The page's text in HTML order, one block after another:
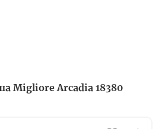
Migliore Arcadia 18380